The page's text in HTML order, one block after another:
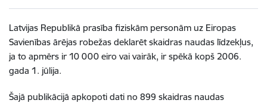
Latvijas Republikā prasība fiziskām personām uz Eiropas
Savienības ārējas robežas deklarēt skaidras naudas līdzekļus,
ja to apmērs ir 10 000 eiro vai vairāk, ir spēkā kopš 2006.
gada 1. jūlija.
Šajā publikācijā apkopoti dati no 899 skaidras naudas